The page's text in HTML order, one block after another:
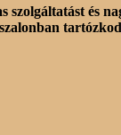
és